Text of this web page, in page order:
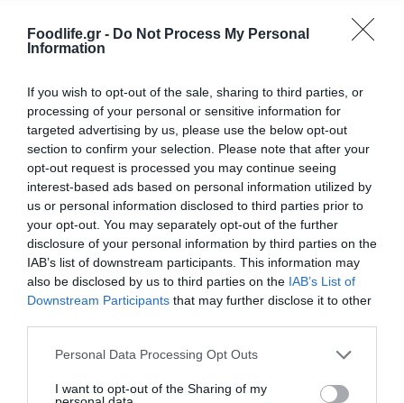
Foodlife.gr - Do Not Process My Personal
Information
If you wish to opt-out of the sale, sharing to third parties, or
processing of your personal or sensitive information for
targeted advertising by us, please use the below opt-out
section to confirm your selection. Please note that after your
opt-out request is processed you may continue seeing
interest-based ads based on personal information utilized by
us or personal information disclosed to third parties prior to
your opt-out. You may separately opt-out of the further
disclosure of your personal information by third parties on the
IAB’s list of downstream participants. This information may
also be disclosed by us to third parties on the IAB’s List of
Downstream Participants that may further disclose it to other
Please note that this website/app uses one or more Google
not limited to your visit or usage behaviour. You may click to
Personal Data Processing Opt Outs
I want to opt-out of the Sharing of my
στα 80 €. Στη συνέχεια στις 16 Αυγούστου
προχωρά σε περαιτέρω μείωση και διαθέτει
Στις 16 Αυγούστου θα δικαιούται να
επικαλείται ως προγενέστερη τιμή τα 100 €
με δεδομένο ότι έχουμε προοδευτικές
μειώσεις και βρισκόμαστε εντός του
χρονικού διαστήματος των 60 ημερών από
την αρχική μείωση.
τις 14 Ιουλίου π.χ 20 Σεπτεμβρίου, ο έμπορος